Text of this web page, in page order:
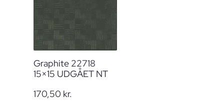
Graphite 22718
15×15 UDGÅET NT
170,50 kr.